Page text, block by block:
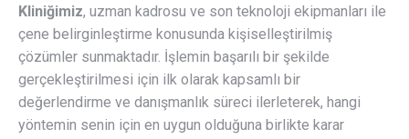
Kliniğimiz, uzman kadrosu ve son teknoloji ekipmanları ile
çene belirginleştirme konusunda kişiselleştirilmiş
çözümler sunmaktadır. İşlemin başarılı bir şekilde
gerçekleştirilmesi için ilk olarak kapsamlı bir
değerlendirme ve danışmanlık süreci ilerleterek, hangi
yöntemin senin için en uygun olduğuna birlikte karar